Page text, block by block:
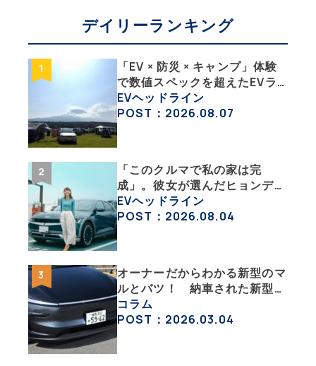
デイリーランキング
「EV × 防災 × キャンプ」体験
で数値スペックを超えたEVラ
イフの豊かさを実感【 EV
SUMMER CAMP 2026 】
EVヘッドライン
POST：2026.08.07
「このクルマで私の家は完
成」。彼女が選んだヒョンデ
「IONIQ 5」の「エネルギーハ
ック」な生活【ななみんEVレ
EVヘッドライン
POST：2026.08.04
オーナーだからわかる新型のマ
ルとバツ！ 納車された新型を
旧型モデルＹと細部まで比べて
みた【テスラ沼にはまった大学
コラム
POST：2026.03.04